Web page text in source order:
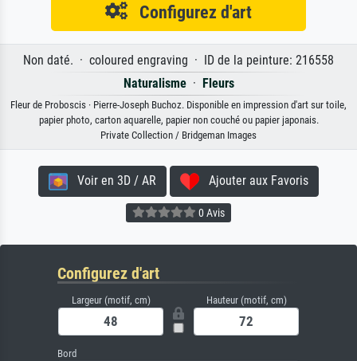
Configurez d'art
Non daté. · coloured engraving · ID de la peinture: 216558
Naturalisme· Fleurs
Fleur de Proboscis · Pierre-Joseph Buchoz. Disponible en impression d'art sur toile,
papier photo, carton aquarelle, papier non couché ou papier japonais.
Private Collection / Bridgeman Images
Voir en 3D / AR Ajouter aux Favoris
0 Avis
Configurez d'art
Largeur (motif, cm) Hauteur (motif, cm)
Bord